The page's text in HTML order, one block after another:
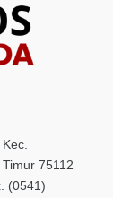
75112
(0541)